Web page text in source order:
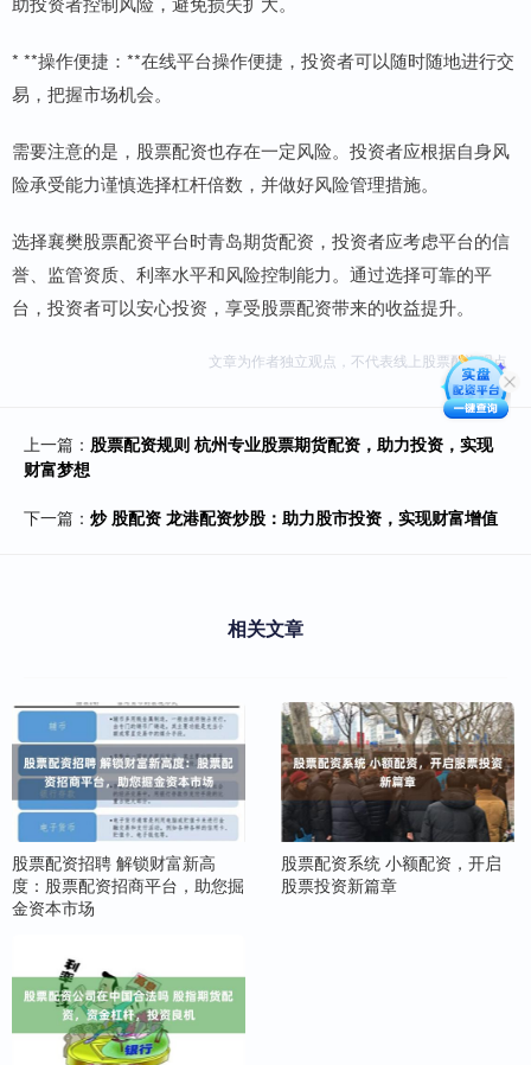
* **操作便捷：**在线平台操作便捷，投资者可以随时随地进行交
易，把握市场机会。
需要注意的是，股票配资也存在一定风险。投资者应根据自身风
险承受能力谨慎选择杠杆倍数，并做好风险管理措施。
选择襄樊股票配资平台时青岛期货配资，投资者应考虑平台的信
誉、监管资质、利率水平和风险控制能力。通过选择可靠的平
台，投资者可以安心投资，享受股票配资带来的收益提升。
文章为作者独立观点，不代表线上股票配资观点
上一篇： 股票配资规则 杭州专业股票期货配资，助力投资，实现
财富梦想
下一篇： 炒 股配资 龙港配资炒股：助力股市投资，实现财富增值
相关文章
股票配资招聘 解锁财富新高
度：股票配资招商平台，助您掘
金资本市场
股票配资系统 小额配资，开启
股票投资新篇章